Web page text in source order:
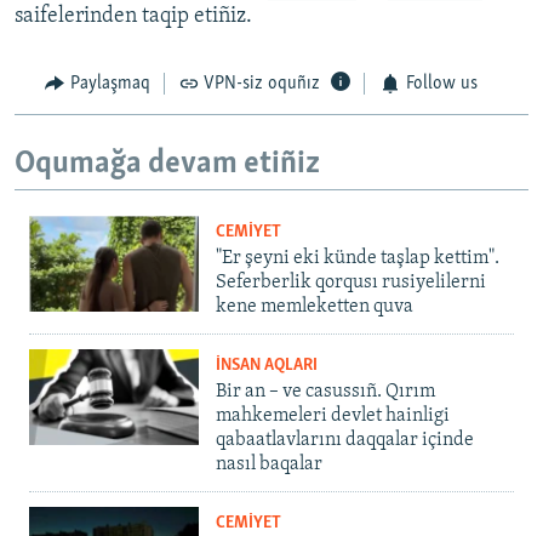
saifelerinden taqip etiñiz.
Paylaşmaq VPN-siz oquñız Follow us
Oqumağa devam etiñiz
CEMİYET
"Er şeyni eki künde taşlap kettim".
Seferberlik qorqusı rusiyelilerni
kene memleketten quva
İNSAN AQLARI
Bir an – ve casussıñ. Qırım
mahkemeleri devlet hainligi
qabaatlavlarını daqqalar içinde
nasıl baqalar
CEMİYET